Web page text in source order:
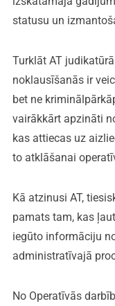
statusu un
Turklāt AT
noklausīšanās ir
bet ne
vairākkārt apzināti
kas attiecas uz
to atklāšanai
Kā atzinusi AT,
pamats tam, kas
iegūto informāciju
administratīvajā
No Operatīvās